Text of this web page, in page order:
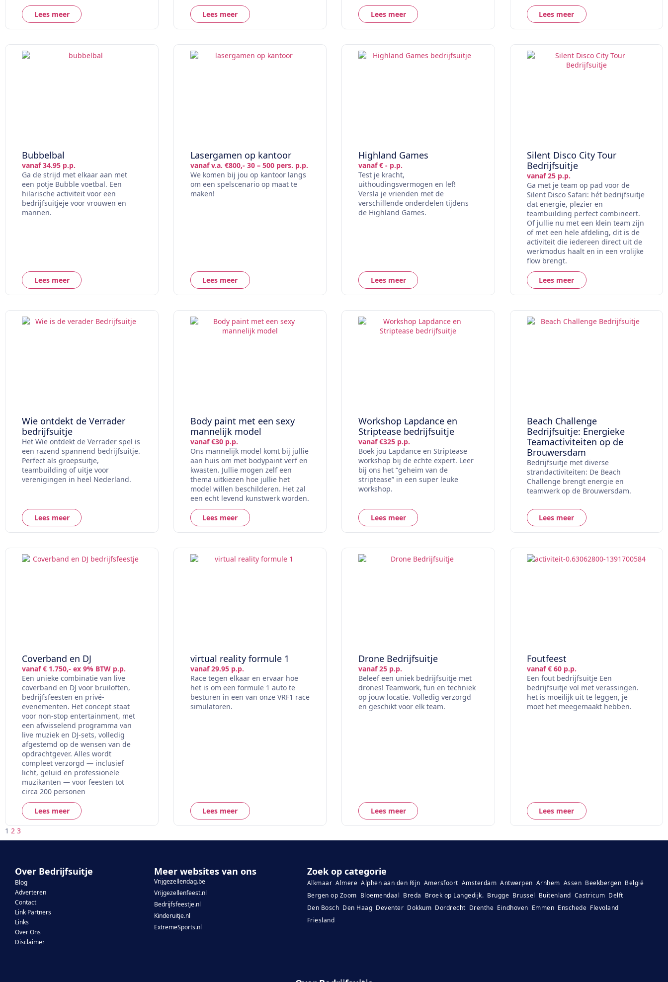
Lees meer Lees meer Lees meer Lees meer
Bubbelbal
vanaf 34.95 p.p.
Ga de strijd met elkaar aan met
een potje Bubble voetbal. Een
hilarische activiteit voor een
bedrijfsuitjeje voor vrouwen en
mannen.
Lees meer
Lasergamen op kantoor
vanaf v.a. €800,- 30 – 500 pers. p.p.
We komen bij jou op kantoor langs
om een spelscenario op maat te
maken!
Lees meer
Highland Games
vanaf € - p.p.
Test je kracht,
uithoudingsvermogen en lef!
Versla je vrienden met de
verschillende onderdelen tijdens
de Highland Games.
Lees meer
Silent Disco City Tour
Bedrijfsuitje
vanaf 25 p.p.
Ga met je team op pad voor de
Silent Disco Safari: hét bedrijfsuitje
dat energie, plezier en
teambuilding perfect combineert.
Of jullie nu met een klein team zijn
of met een hele afdeling, dit is de
activiteit die iedereen direct uit de
werkmodus haalt en in een vrolijke
flow brengt.
Lees meer
Wie ontdekt de Verrader
bedrijfsuitje
Het Wie ontdekt de Verrader spel is
een razend spannend bedrijfsuitje.
Perfect als groepsuitje,
teambuilding of uitje voor
verenigingen in heel Nederland.
Lees meer
Body paint met een sexy
mannelijk model
vanaf €30 p.p.
Ons mannelijk model komt bij jullie
aan huis om met bodypaint verf en
kwasten. Jullie mogen zelf een
thema uitkiezen hoe jullie het
model willen beschilderen. Het zal
een echt levend kunstwerk worden.
Lees meer
Workshop Lapdance en
Striptease bedrijfsuitje
vanaf €325 p.p.
Boek jou Lapdance en Striptease
workshop bij de echte expert. Leer
bij ons het “geheim van de
striptease” in een super leuke
workshop.
Lees meer
Beach Challenge
Bedrijfsuitje: Energieke
Teamactiviteiten op de
Brouwersdam
Bedrijfsuitje met diverse
strandactiviteiten: De Beach
Challenge brengt energie en
teamwerk op de Brouwersdam.
Lees meer
Coverband en DJ
vanaf € 1.750,- ex 9% BTW p.p.
Een unieke combinatie van live
coverband en DJ voor bruiloften,
bedrijfsfeesten en privé-
evenementen. Het concept staat
voor non-stop entertainment, met
een afwisselend programma van
live muziek en DJ-sets, volledig
afgestemd op de wensen van de
opdrachtgever. Alles wordt
compleet verzorgd — inclusief
licht, geluid en professionele
muzikanten — voor feesten tot
circa 200 personen
Lees meer
virtual reality formule 1
vanaf 29.95 p.p.
Race tegen elkaar en ervaar hoe
het is om een formule 1 auto te
besturen in een van onze VRF1 race
simulatoren.
Lees meer
Drone Bedrijfsuitje
vanaf 25 p.p.
Beleef een uniek bedrijfsuitje met
drones! Teamwork, fun en techniek
op jouw locatie. Volledig verzorgd
en geschikt voor elk team.
Lees meer
Foutfeest
vanaf € 60 p.p.
Een fout bedrijfsuitje Een
bedrijfsuitje vol met verassingen.
het is moeilijk uit te leggen, je
moet het meegemaakt hebben.
Lees meer
1 2 3
Over Bedrijfsuitje
Blog
Adverteren
Contact
Link Partners
Links
Over Ons
Disclaimer
Meer websites van ons
Vrijgezellendag.be
Vrijgezellenfeest.nl
Bedrijfsfeestje.nl
Kinderuitje.nl
ExtremeSports.nl
Zoek op categorie
Alkmaar Almere Alphen aan den Rijn Amersfoort Amsterdam Antwerpen Arnhem Assen Beekbergen België
Bergen op Zoom Bloemendaal Breda Broek op Langedijk. Brugge Brussel Buitenland Castricum Delft
Den Bosch Den Haag Deventer Dokkum Dordrecht Drenthe Eindhoven Emmen Enschede Flevoland
Friesland